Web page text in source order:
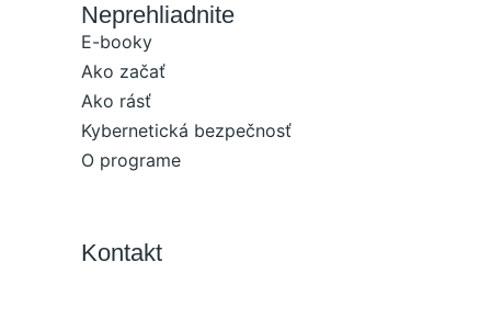
Neprehliadnite
E-booky
Ako začať
Ako rásť
Kybernetická bezpečnosť
O programe
Kontakt